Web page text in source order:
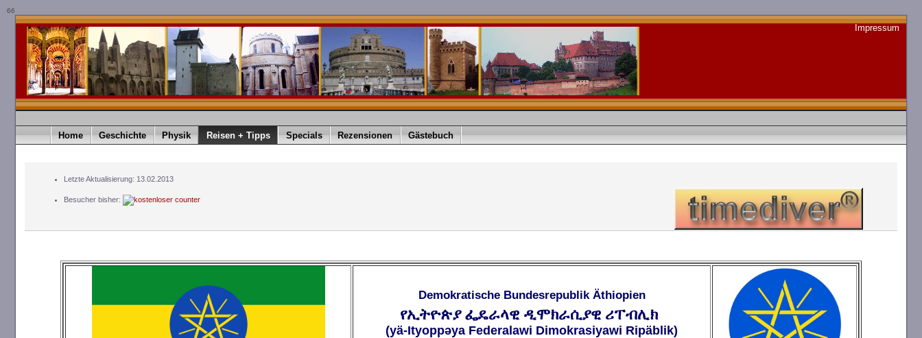
66
Impressum
Home Geschichte Physik Reisen + Tipps Specials Rezensionen Gästebuch
Letzte Aktualisierung: 13.02.2013
Besucher bisher:
Demokratische Bundesrepublik Äthiopien
የኢትዮጵያ ፌዴራላዊ ዲሞክራሲያዊ ሪፐብሊክ
(yä-Ityop̣p̣əya Federalawi Dimokrasiyawi Ripäblik)